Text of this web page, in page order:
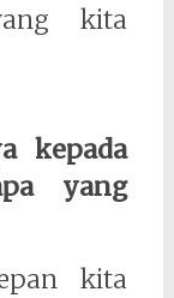
kita
kepada
yang
kita